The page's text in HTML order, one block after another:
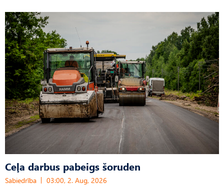
Ceļa darbus pabeigs šoruden
Sabiedrība 03:00, 2. Aug, 2026